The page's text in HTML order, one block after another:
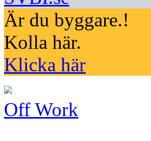
Är du byggare.!
Kolla här.
Klicka här
Off Work